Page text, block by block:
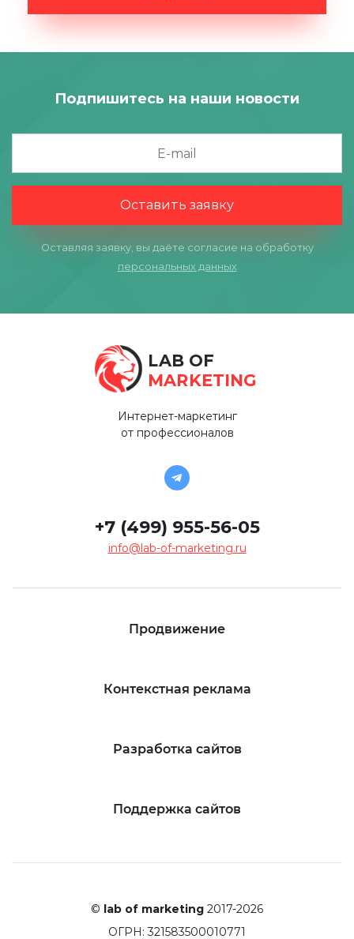
Подпишитесь на наши новости
Оставить заявку
Оставляя заявку, вы даёте согласие на обработку
персональных данных
LAB OF
MARKETING
Интернет-маркетинг
от профессионалов
+7 (499) 955-56-05
info@lab-of-marketing.ru
Продвижение
Контекстная реклама
Разработка сайтов
Поддержка сайтов
© lab of marketing 2017-2026
ОГРН: 321583500010771